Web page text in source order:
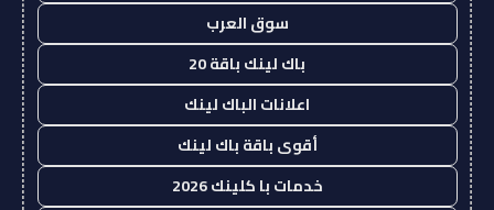
سوق العرب
باك لينك باقة 20
اعلانات الباك لينك
أقوى باقة باك لينك
خدمات با كلينك 2026